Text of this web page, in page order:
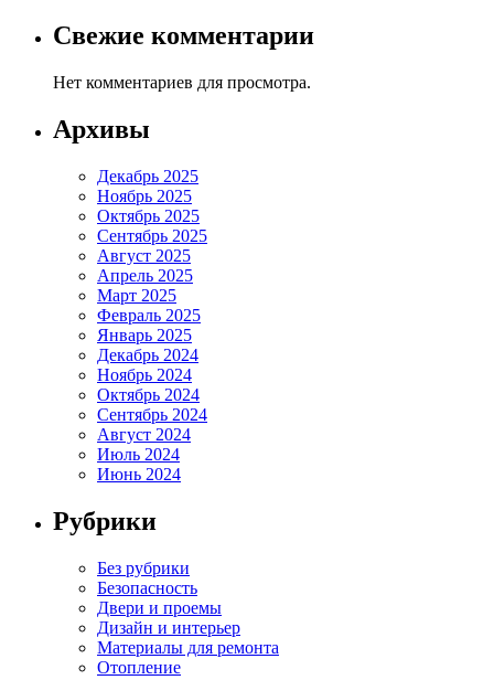
Свежие комментарии
Нет комментариев для просмотра.
Архивы
Декабрь 2025
Ноябрь 2025
Октябрь 2025
Сентябрь 2025
Август 2025
Апрель 2025
Март 2025
Февраль 2025
Январь 2025
Декабрь 2024
Ноябрь 2024
Октябрь 2024
Сентябрь 2024
Август 2024
Июль 2024
Июнь 2024
Рубрики
Без рубрики
Безопасность
Двери и проемы
Дизайн и интерьер
Материалы для ремонта
Отопление